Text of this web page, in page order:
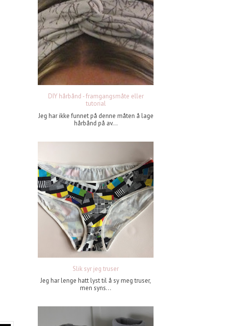
DIY hårbånd - framgangsmåte eller
tutorial
Jeg har ikke funnet på denne måten å lage
hårbånd på av...
Slik syr jeg truser
Jeg har lenge hatt lyst til å sy meg truser,
men syns...